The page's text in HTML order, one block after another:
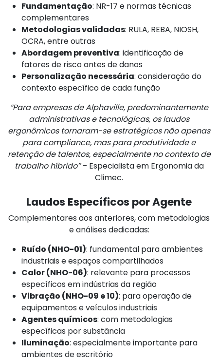
Fundamentação: NR-17 e normas técnicas
complementares
Metodologias validadas: RULA, REBA, NIOSH,
OCRA, entre outras
Abordagem preventiva: identificação de
fatores de risco antes de danos
Personalização necessária: consideração do
contexto específico de cada função
“Para empresas de Alphaville, predominantemente
administrativas e tecnológicas, os laudos
ergonômicos tornaram-se estratégicos não apenas
para compliance, mas para produtividade e
retenção de talentos, especialmente no contexto de
trabalho híbrido”– Especialista em Ergonomia da
Climec.
Laudos Específicos por Agente
Complementares aos anteriores, com metodologias
e análises dedicadas:
Ruído (NHO-01): fundamental para ambientes
industriais e espaços compartilhados
Calor (NHO-06): relevante para processos
específicos em indústrias da região
Vibração (NHO-09 e 10): para operação de
equipamentos e veículos industriais
Agentes químicos: com metodologias
específicas por substância
Iluminação: especialmente importante para
ambientes de escritório